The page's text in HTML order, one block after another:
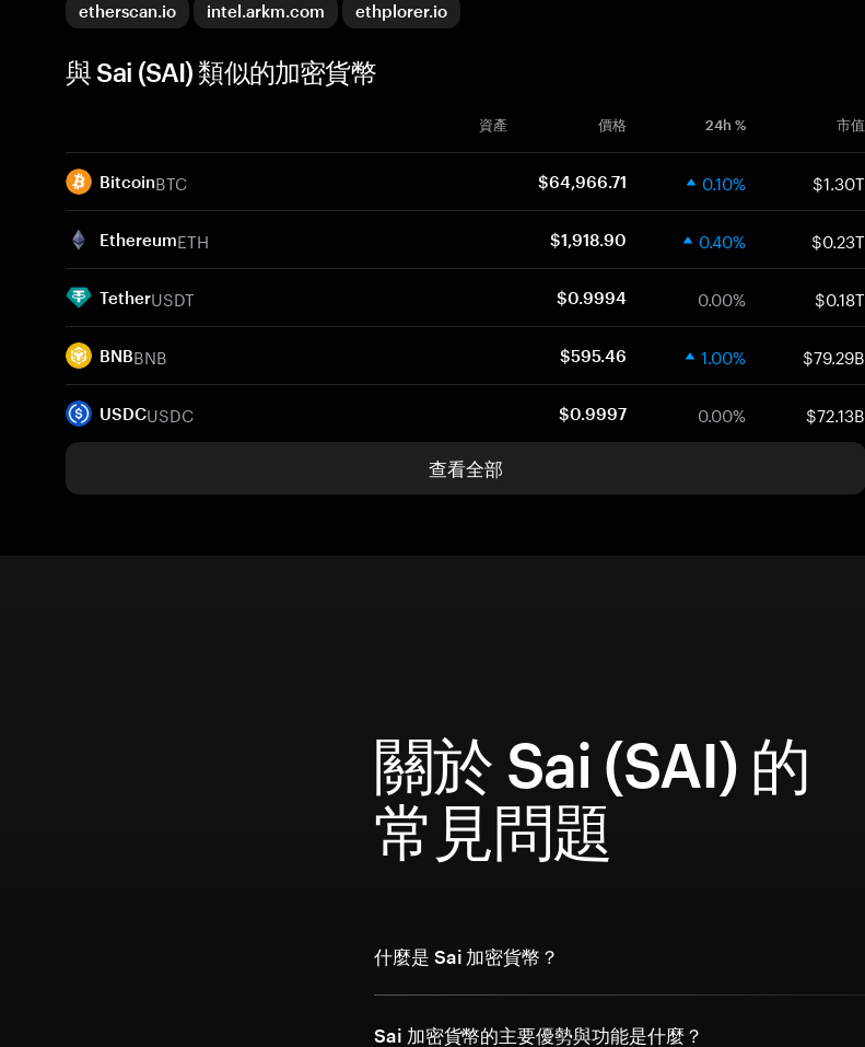
etherscan.io
intel.arkm.com ethplorer.io
與 Sai (SAI) 類似的加密貨幣
資產 價格 24h % 市值
BitcoinBTC $64,966.71 0.10% $1.30T
EthereumETH $1,918.90 0.40% $0.23T
TetherUSDT $0.9994 0.00% $0.18T
BNBBNB $595.46 1.00% $79.29B
USDCUSDC $0.9997 0.00% $72.13B
查看全部
關於 Sai (SAI) 的
常見問題
什麼是 Sai 加密貨幣？
Sai 加密貨幣的主要優勢與功能是什麼？